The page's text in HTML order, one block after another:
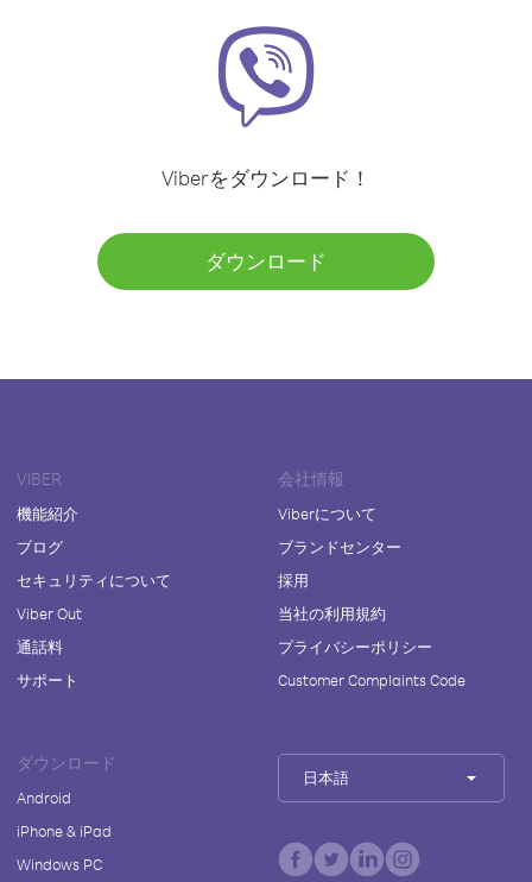
Viberをダウンロード！
ダウンロード
VIBER
機能紹介
ブログ
セキュリティについて
Viber Out
通話料
サポート
会社情報
Viberについて
ブランドセンター
採用
当社の利用規約
プライバシーポリシー
Customer Complaints Code
ダウンロード
Android
iPhone & iPad
Windows PC
日本語